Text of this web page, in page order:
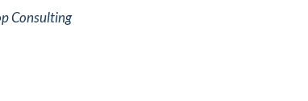
Consulting